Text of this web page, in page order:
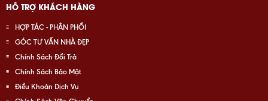
HỖ TRỢ KHÁCH HÀNG
HỢP TÁC - PHÂN PHỐI
GÓC TƯ VẤN NHÀ ĐẸP
Chính Sách Đổi Trả
Chính Sách Bảo Mật
Điều Khoản Dịch Vụ